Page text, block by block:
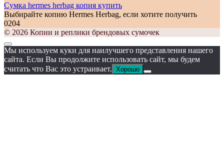
Сумка hermes herbag копия купить
Выбирайте копию Hermes Herbag, если хотите получить
0204
© 2026 Копии и реплики брендовых сумочек
Мы используем куки для наилучшего представления нашего
сайта. Если Вы продолжите использовать сайт, мы будем
считать что Вас это устраивает. Хорошо